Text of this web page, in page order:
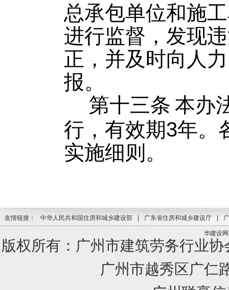
总承包单位和施
进行监督，发现
正，并及时向人
报。
第十三条 本办
行，有效期3年。
实施细则。
友情链接： 中华人民共和国住房和城乡建设部 广东省住房和城乡建设厅
华建设网
版权所有：广州市建筑劳务行业
广州市越秀区广仁